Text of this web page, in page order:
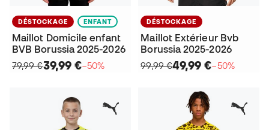
DÉSTOCKAGE ENFANT
Maillot Domicile enfant
BVB Borussia 2025-2026
79,99 €39,99 €−50%
DÉSTOCKAGE
Maillot Extérieur Bvb
Borussia 2025-2026
99,99 €49,99 €−50%